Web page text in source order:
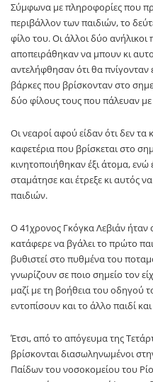
Σύμφωνα με πληροφορίες που
περιβάλλον των παιδιών, το
φίλο του. Οι άλλοι δύο
αποπειράθηκαν να μπουν κι
αντελήφθησαν ότι θα πνίγονταν
βάρκες που βρίσκονταν στο
δύο φίλους τους που πάλευαν
Οι νεαροί αφού είδαν ότι δεν
καφετέρια που βρίσκεται στο
κινητοποιήθηκαν έξι άτομα,
σταμάτησε και έτρεξε κι αυτός
παιδιών.
Ο 41χρονος Γκόγκα Λεβιάν ήταν
κατάφερε να βγάλει το πρώτο
βυθιστεί στο πυθμένα του
γνωρίζουν σε ποιο σημείο τον
μαζί με τη βοήθεια του οδηγού
εντοπίσουν και το άλλο παιδί
Έτσι, από το απόγευμα της
βρίσκονται διασωληνωμένοι
Παίδων του νοσοκομείου του